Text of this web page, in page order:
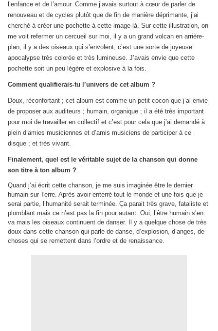
l’enfance et de l’amour. Comme j’avais surtout à cœur de parler de
renouveau et de cycles plutôt que de fin de manière déprimante, j’ai
cherché à créer une pochette à cette image-là. Sur cette illustration, on
me voit refermer un cercueil sur moi, il y a un grand volcan en arrière-
plan, il y a des oiseaux qui s’envolent, c’est une sorte de joyeuse
apocalypse très colorée et très lumineuse. J’avais envie que cette
pochette soit un peu légère et explosive à la fois.
Comment qualifierais-tu l’univers de cet album ?
Doux, réconfortant ; cet album est comme un petit cocon que j’ai envie
de proposer aux auditeurs ; humain, organique ; il a été très important
pour moi de travailler en collectif et c’est pour cela que j’ai demandé à
plein d’amies musiciennes et d’amis musiciens de participer à ce
disque ; et très vivant.
Finalement, quel est le véritable sujet de la chanson qui donne
son titre à ton album ?
Quand j’ai écrit cette chanson, je me suis imaginée être le dernier
humain sur Terre. Après avoir enterré tout le monde et une fois que je
serai partie, l’humanité serait terminée. Ça parait très grave, fataliste et
plomblant mais ce n’est pas la fin pour autant. Oui, l’être humain s’en
va mais les oiseaux continuent de danser. Il y a quelque chose de très
doux dans cette chanson qui parle de danse, d’explosion, d’anges, de
choses qui se remettent dans l’ordre et de renaissance.